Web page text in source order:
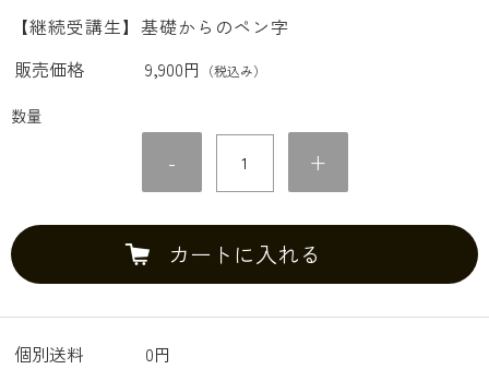
【継続受講生】基礎からのペン字
販売価格
9,900円 （税込み）
数量
- +
カートに入れる
個別送料 0円